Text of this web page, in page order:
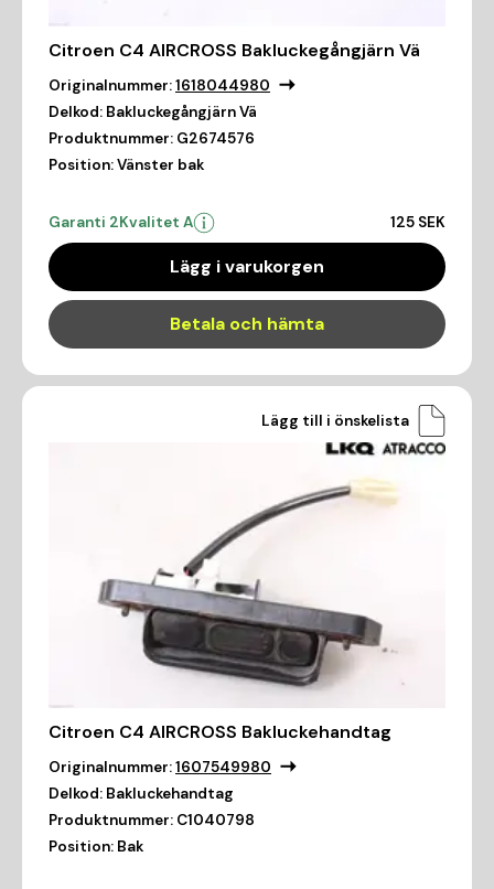
Citroen C4 AIRCROSS Bakluckegångjärn Vä
Originalnummer:1618044980
Delkod: Bakluckegångjärn Vä
Produktnummer: G2674576
Position:Vänster bak
Garanti 2Kvalitet A 125 SEK
Lägg i varukorgen
Betala och hämta
Lägg till i önskelista
Citroen C4 AIRCROSS Bakluckehandtag
Originalnummer:1607549980
Delkod: Bakluckehandtag
Produktnummer: C1040798
Position: Bak